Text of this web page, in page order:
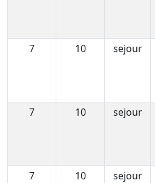
7
10 sejour
7
10 sejour
7
10 sejour